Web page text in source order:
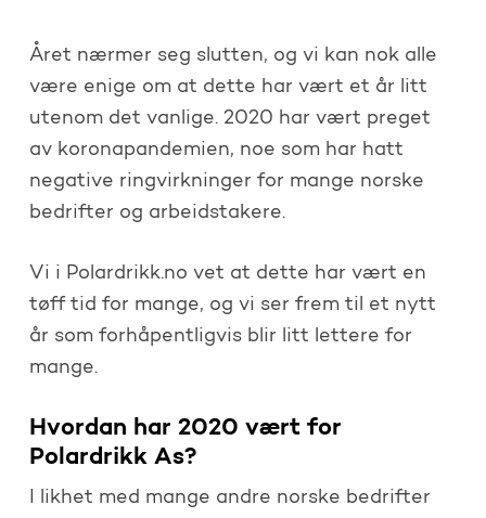
Året nærmer seg slutten, og vi kan nok alle
være enige om at dette har vært et år litt
utenom det vanlige. 2020 har vært preget
av koronapandemien, noe som har hatt
negative ringvirkninger for mange norske
bedrifter og arbeidstakere.
Vi i Polardrikk.no vet at dette har vært en
tøff tid for mange, og vi ser frem til et nytt
år som forhåpentligvis blir litt lettere for
mange.
Hvordan har 2020 vært for
Polardrikk As?
I likhet med mange andre norske bedrifter